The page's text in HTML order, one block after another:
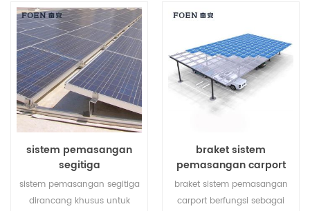
mudah, catu daya besar,
stabil dan begitu seterusnya.
perumahan dan komersial.
sistem pemasangan
segitiga
sistem pemasangan segitiga
dirancang khusus untuk
braket sistem
pemasangan carport
braket sistem pemasangan
carport berfungsi sebagai